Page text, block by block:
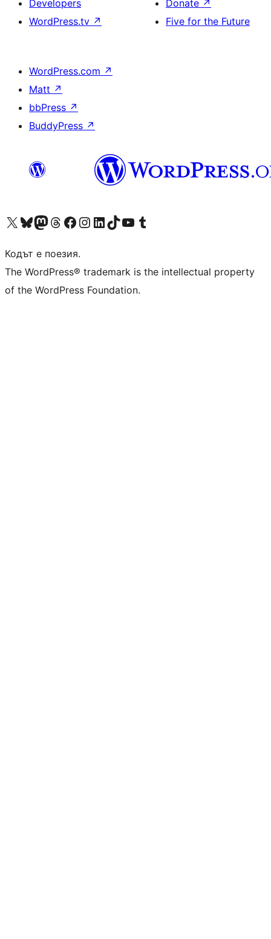
Developers
WordPress.tv ↗
Donate ↗
Five for the Future
WordPress.com ↗
Matt ↗
bbPress ↗
BuddyPress ↗
Visit our X (formerly Twitter) account
Visit our Bluesky account
Visit our Mastodon account
Visit our Threads account
Посетете нашата страница във Facebook
Посетете нашия профил в Instagram
Посетете нашия профил в LinkedIn
Visit our TikTok account
Visit our YouTube channel
Visit our Tumblr account
Кодът е поезия.
The WordPress® trademark is the intellectual property
of the WordPress Foundation.